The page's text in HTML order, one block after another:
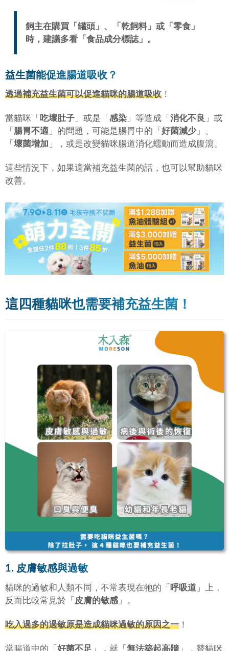
飼主在購買「 罐頭 」、「 乾飼料」或「 零食」
時，建議多看「 食品成分標誌」。
益生菌能促進腸道吸收？
透過補充益生菌可以促進貓咪的腸道吸收 ！
當貓咪「 吃壞肚子 」或是「 感染 」等造成「 消化不良 」或
「 腸胃不適 」的問題，可能是腸胃中的「 好菌減少」、
「 壞菌增加 」，或是改變貓咪腸道消化蠕動而造成腹瀉。
這些情況下，如果適當補充益生菌的話，也可以幫助貓咪
改善。
這四種貓咪也需要補充益生菌！
1. 皮膚敏感與過敏
貓咪的過敏和人類不同，不常表現在牠的「 呼吸道 」上，
反而比較常見於「 皮膚的敏感 」。
吃入過多的過敏原是造成貓咪過敏的原因之一 ！
當腸道中的「 好菌不足 」，就「 無法築起高牆 」，替貓咪